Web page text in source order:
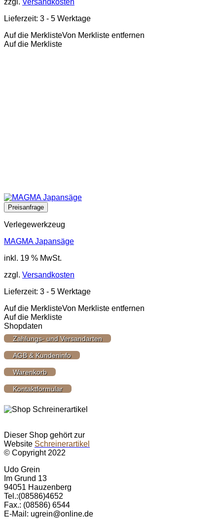
Lieferzeit: 3 - 5 Werktage
Auf die MerklisteVon Merkliste entfernen
Auf die Merkliste
Verlegewerkzeug
MAGMA Japansäge
inkl. 19 % MwSt.
zzgl. Versandkosten
Lieferzeit: 3 - 5 Werktage
Auf die MerklisteVon Merkliste entfernen
Auf die Merkliste
Shopdaten
Zahlungs- und Versandarten
AGB & Kundeninfo
Warenkorb
Kontaktformular
Dieser Shop gehört zur
Website Schreinerartikel
© Copyright 2022
Udo Grein
Im Grund 13
94051 Hau­zen­berg
Tel.:(08586)4652
Fax.: (08586) 6544
E-Mail: ugrein@online.de